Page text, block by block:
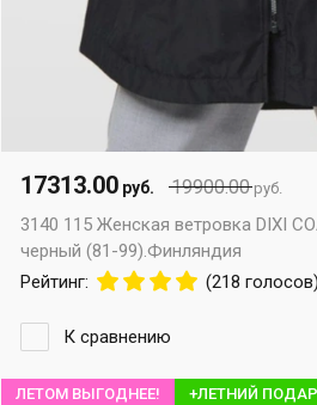
3140 115 Женская ветровка DIXI
черный (81-99).Финляндия
Рейтинг:
(218 голосов)
19900.00руб.
17313.00 руб.
К сравнению
ЛЕТОМ ВЫГОДНЕЕ! +ЛЕТНИЙ